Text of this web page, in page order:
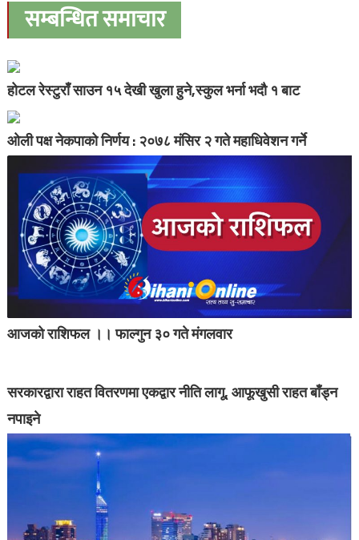
सम्बन्धित समाचार
होटल रेस्टुराँ साउन १५ देखी खुला हुने,स्कुल भर्ना भदौ १ बाट
ओली पक्ष नेकपाको निर्णय : २०७८ मंसिर २ गते महाधिवेशन गर्ने
आजको राशिफल ।। फाल्गुन ३० गते मंगलवार
सरकारद्वारा राहत वितरणमा एकद्वार नीति लागू, आफूखुसी राहत बाँड्न
नपाइने